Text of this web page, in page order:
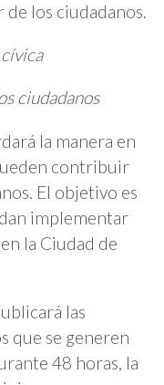
los ciudadanos.
ciudadanos
la manera en
contribuir
El objetivo es
implementar
la Ciudad de
las
que se generen
48 horas, la